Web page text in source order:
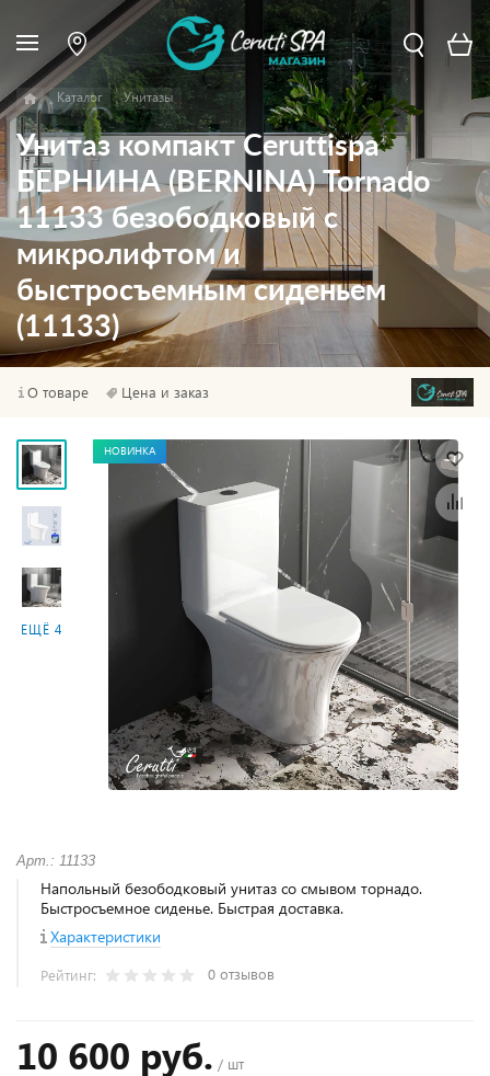
Каталог Унитазы
Унитаз компакт Ceruttispa
БЕРНИНА (BERNINA) Tornado
11133 безободковый с
микролифтом и
быстросъемным сиденьем
(11133)
О товаре Цена и заказ
ЕЩЁ 4
НОВИНКА
Арт.: 11133
Напольный безободковый унитаз со смывом торнадо.
Быстросъемное сиденье. Быстрая доставка.
Характеристики
Рейтинг: 0 отзывов
10 600 руб. / шт